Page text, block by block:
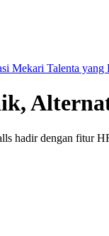
Mekari Talenta yang
hadir dengan fitur